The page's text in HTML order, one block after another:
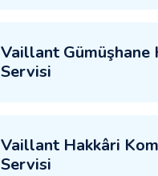
Vaillant Gümüşhane
Servisi
Vaillant Hakkâri
Servisi